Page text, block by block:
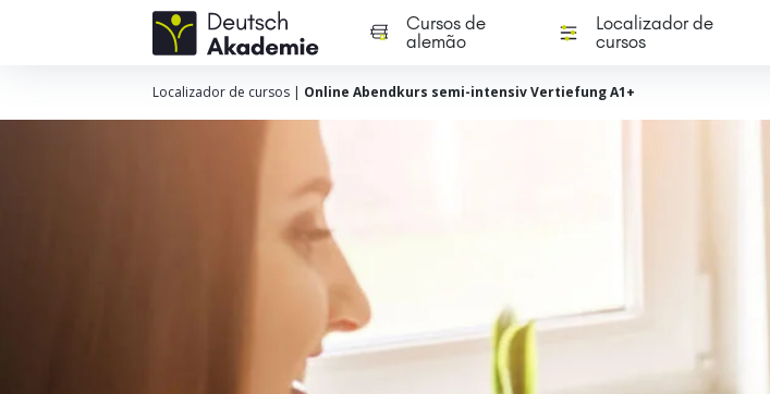
Cursos de
alemão
Localizador de
cursos
Localizador de cursos| Online Abendkurs semi-intensiv Vertiefung A1+